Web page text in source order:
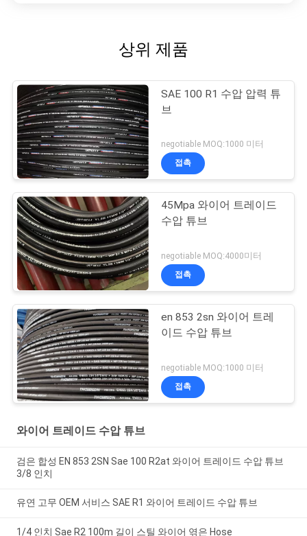
상위 제품
SAE 100 R1 수압 압력 튜
브
negotiable MOQ:1000 미터
접촉
45Mpa 와이어 트레이드
수압 튜브
negotiable MOQ:4000미터
접촉
en 853 2sn 와이어 트레
이드 수압 튜브
negotiable MOQ:1000 미터
접촉
와이어 트레이드 수압 튜브
검은 합성 EN 853 2SN Sae 100 R2at 와이어 트레이드 수압 튜브
3/8 인치
유연 고무 OEM 서비스 SAE R1 와이어 트레이드 수압 튜브
1/4 인치 Sae R2 100m 길이 스틸 와이어 엮은 Hose